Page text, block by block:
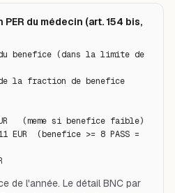
du médecin (art. 154 bis,
du benefice (dans la limite de
(meme si benefice faible)
EUR  (benefice >= 8 PASS =
de l'année. Le détail BNC par